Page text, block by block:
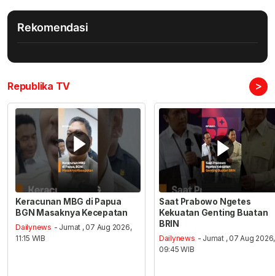
Rekomendasi
Republika TV >
Keracunan MBG di Papua
BGN Masaknya Kecepatan
Dailynews - Jumat , 07 Aug 2026,
11:15 WIB
Saat Prabowo Ngetes
Kekuatan Genting Buatan
BRIN
Dailynews - Jumat , 07 Aug 2026,
09:45 WIB